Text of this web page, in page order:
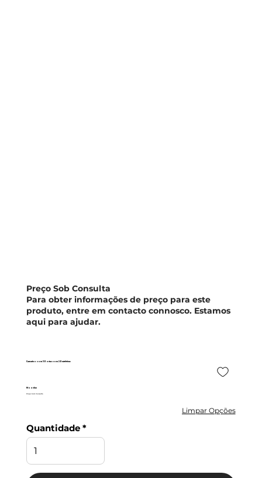
Camarino com 3 Portas com 2 Prateleiras
Moovlux
Preço Sob Consulta
Limpar Opções
Quantidade
Preço Sob Consulta
Para obter informações de preço para este
produto, entre em contacto connosco. Estamos
aqui para ajudar.